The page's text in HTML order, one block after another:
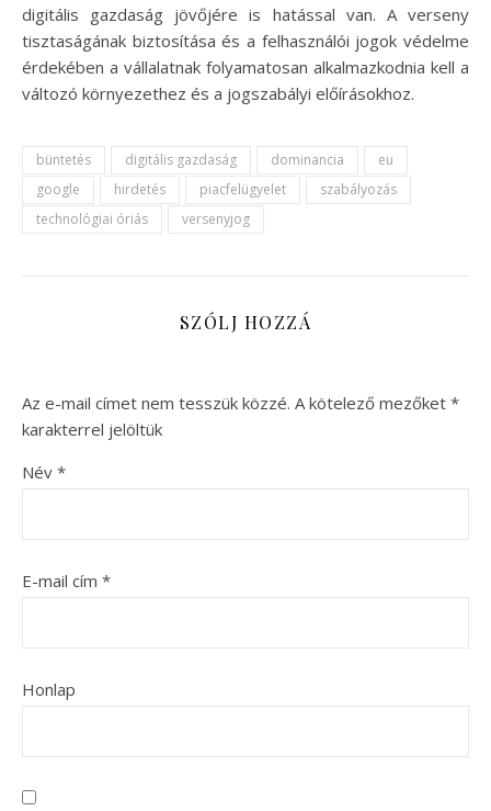
digitális gazdaság jövőjére is hatással van. A verseny
tisztaságának biztosítása és a felhasználói jogok védelme
érdekében a vállalatnak folyamatosan alkalmazkodnia kell a
változó környezethez és a jogszabályi előírásokhoz.
büntetés digitális gazdaság dominancia
eu
google
hirdetés piacfelügyelet
szabályozás
technológiai óriás
versenyjog
SZÓLJ HOZZÁ
Az e-mail címet nem tesszük közzé. A kötelező mezőket *
karakterrel jelöltük
Név *
E-mail cím *
Honlap